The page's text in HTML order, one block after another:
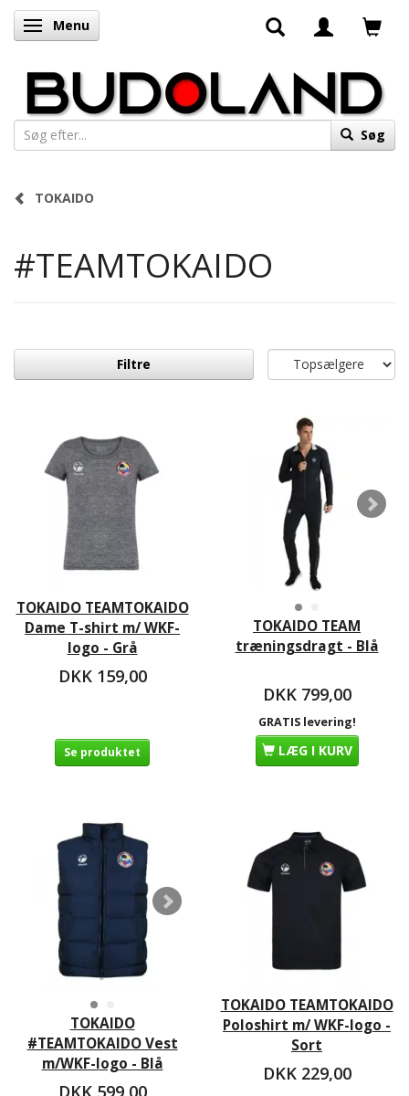
Skifte navigation
Menu
Søg
TOKAIDO
#TEAMTOKAIDO
Filtre
TOKAIDO TEAMTOKAIDO
Dame T-shirt m/ WKF-
logo - Grå
DKK 159,00
Se produktet
TOKAIDO TEAM
træningsdragt - Blå
DKK 799,00
GRATIS levering!
LÆG I KURV
TOKAIDO
#TEAMTOKAIDO Vest
m/WKF-logo - Blå
DKK 599,00
TOKAIDO TEAMTOKAIDO
Poloshirt m/ WKF-logo -
Sort
DKK 229,00